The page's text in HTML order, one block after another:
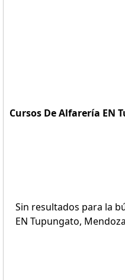
Cursos De Alfarería EN
Sin resultados para la
EN Tupungato,